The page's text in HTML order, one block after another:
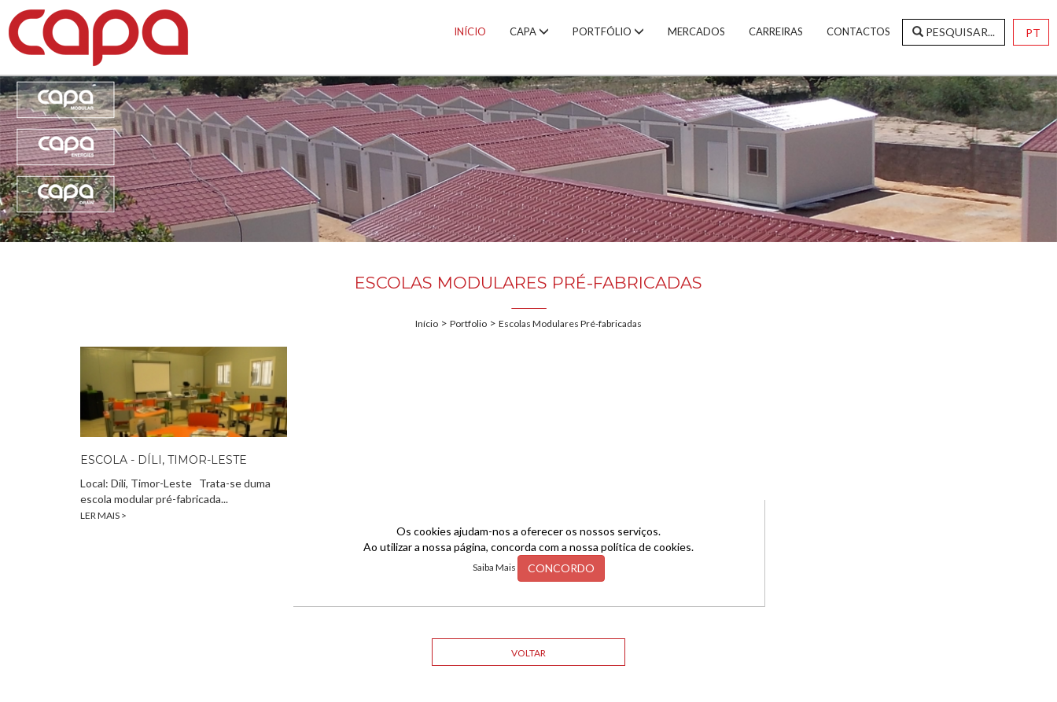
Os cookies ajudam-nos a oferecer os nossos serviços.
Ao utilizar a nossa página, concorda com a nossa política de cookies.
Saiba Mais CONCORDO
PESQUISAR...
INÍCIO CAPA PORTFÓLIO MERCADOS CARREIRAS CONTACTOS
ESCOLAS MODULARES PRÉ-FABRICADAS
Início > Portfolio > Escolas Modulares Pré-fabricadas
ESCOLA - DÍLI, TIMOR-LESTE
Local: Díli, Timor-Leste Trata-se duma
escola modular pré-fabricada...
LER MAIS >
VOLTAR